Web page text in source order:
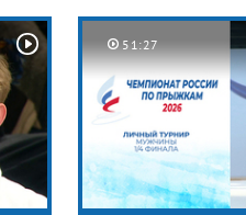
но суммарное
не позволило ему
С запасом в шесть
завоевал Никита
итоговый результат
Лутфуллин.
51:27